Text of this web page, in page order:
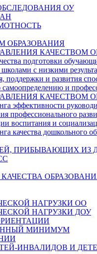
ОУ
ОБРАЗОВАНИЯ
КАЧЕСТВОМ
подготовки
школами с низкими
поддержки и развития
самоопределению и
КАЧЕСТВОМ
эффективности
профессионального
воспитания и
качества дошкольного
ПРИБЫВАЮЩИХ ИЗ
НАГРУЗКИ ОО
НАГРУЗКИ ДОУ
МИНИМУМ
ИНВАЛИДОВ И